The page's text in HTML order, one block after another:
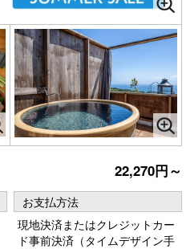
22,270円～
お支払方法
現地決済またはクレジットカー
ド事前決済（タイムデザイン手